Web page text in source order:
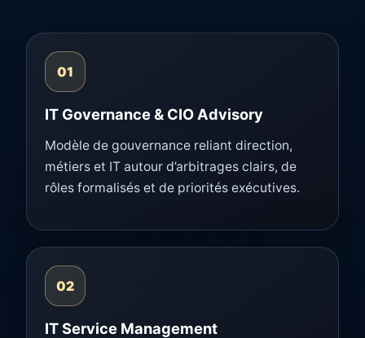
01
IT Governance & CIO Advisory
Modèle de gouvernance reliant direction,
métiers et IT autour d’arbitrages clairs, de
rôles formalisés et de priorités exécutives.
02
IT Service Management